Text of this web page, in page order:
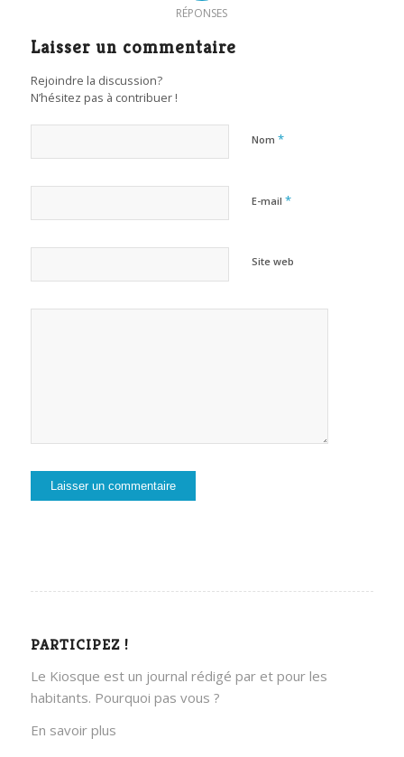
RÉPONSES
Laisser un commentaire
Rejoindre la discussion?
N’hésitez pas à contribuer !
Nom *
E-mail *
Site web
PARTICIPEZ !
Le Kiosque est un journal rédigé par et pour les
habitants. Pourquoi pas vous ?
En savoir plus